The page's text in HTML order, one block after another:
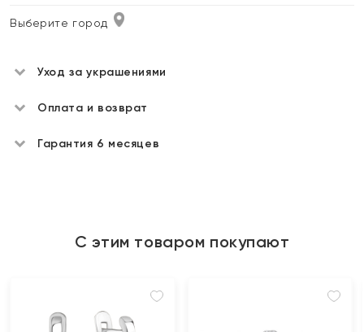
Выберите город
Уход за украшениями
Оплата и возврат
Гарантия 6 месяцев
С этим товаром покупают